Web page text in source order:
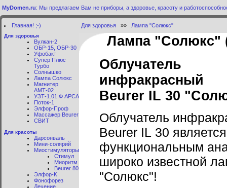
MyDomen.ru: Мы предлагаем Вам не приборы, а здоровье, красоту и
Главная! ;-) Для здоровья »» Лампа "Солюкс"
Для здоровья
Вулкан-2
ОБР-15, ОБР-30
Уфобакт
Супер Плюс
Турбо
Солнышко
Лампа Солюкс
Магнитер
АМТ-02
УЗТ-1.01.Ф АРСА
Поток-1
Элфор-Проф
Массажер Beurer
СВИТ
Для красоты
Дарсонваль
Мини-солярий
Миостимуляторы
Стимул
Миоритм
Beurer 80
Элфор-К
Фонофорез
Лечение
Лампа "Солюкс"
Облучатель
инфракрасный
Beurer IL 30
Облучатель
Beurer IL 30 является
функциональным
широко известной
"Солюкс"!